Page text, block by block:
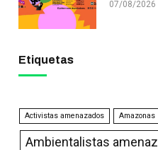
07/08/2026
Etiquetas
Activistas amenazados Amazonas
Ambientalistas